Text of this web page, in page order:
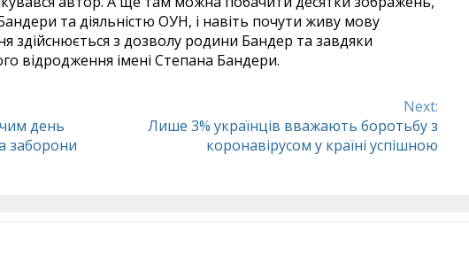
та діяльністю ОУН, і навіть почути живу мову
здійснюється з дозволу родини Бандер та завдяки
відродження імені Степана Бандери.
чим день
заборони
Next:
Лише 3% українців вважають боротьбу з
коронавірусом у країні успішною